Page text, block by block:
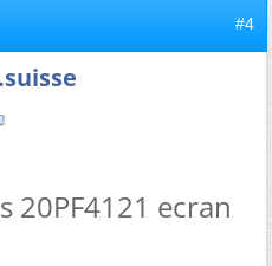
#4
20PF4121 ecran